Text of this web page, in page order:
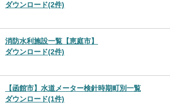
ダウンロード(2件)
消防水利施設一覧【恵庭市】
ダウンロード(2件)
【函館市】水道メーター検針時期町別一覧
ダウンロード(1件)